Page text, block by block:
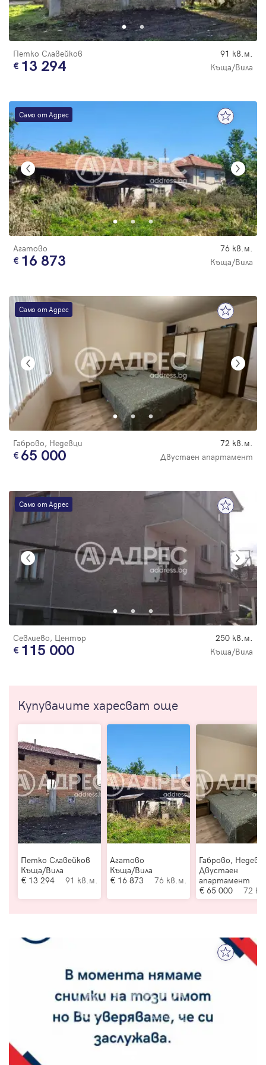
Петко Славейков 91 кв.м.
13 294 Къща/Вила
Само от Адрес
Агатово 76 кв.м.
16 873 Къща/Вила
Само от Адрес
Габрово, Недевци 72 кв.м.
65 000 Двустаен апартамент
Само от Адрес
Севлиево, Център 250 кв.м.
115 000 Къща/Вила
Купувачите харесват още
Петко Славейков
Къща/Вила
13 294
91 кв.м.
Агатово
Къща/Вила
16 873
76 кв.м.
Габрово,
Двустаен
апартамент
65 000
72
Парола
Регистрация